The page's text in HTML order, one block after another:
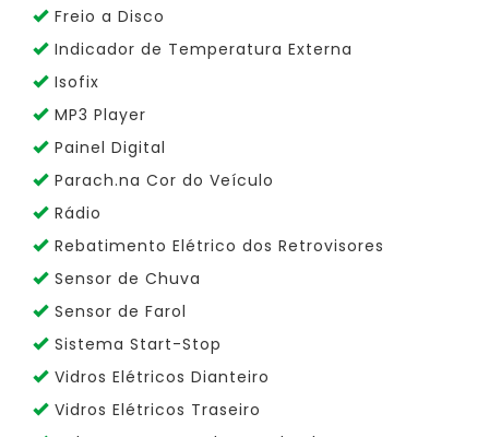
Freio a Disco
Indicador de Temperatura Externa
Isofix
MP3 Player
Painel Digital
Parach.na Cor do Veículo
Rádio
Rebatimento Elétrico dos Retrovisores
Sensor de Chuva
Sensor de Farol
Sistema Start-Stop
Vidros Elétricos Dianteiro
Vidros Elétricos Traseiro